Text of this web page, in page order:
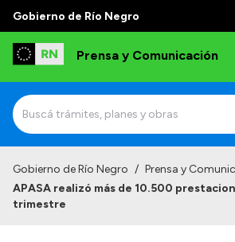
Gobierno de Río Negro
Prensa y Comunicación
Institucional
Gobierno de Río Negro / Prensa y
APASA realizó más de 10.500
trimestre